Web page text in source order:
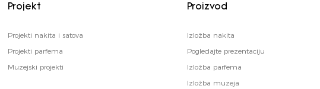
Projekt
Projekti nakita i satova
Projekti parfema
Muzejski projekti
Proizvod
Izložba nakita
Pogledajte prezentaciju
Izložba parfema
Izložba muzeja